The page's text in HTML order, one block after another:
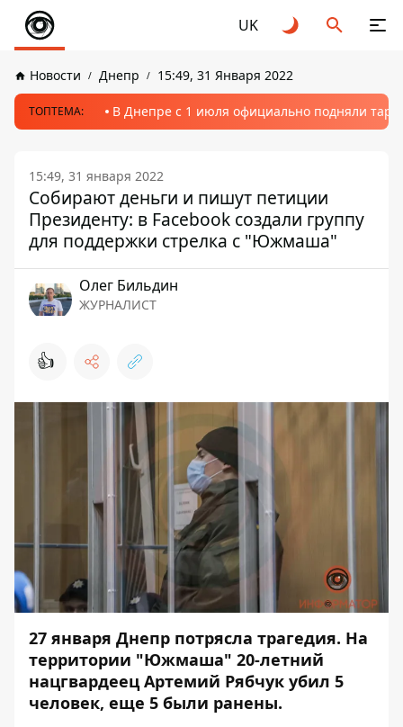
UK
Новости Днепр 15:49, 31 Января 2022
ТОПТЕМА: В Днепре с 1 июля официально подняли
15:49, 31 января 2022
Собирают деньги и пишут петиции
Президенту: в Facebook создали группу
для поддержки стрелка с "Южмаша"
Олег Бильдин
ЖУРНАЛИСТ
👍
27 января Днепр потрясла трагедия. На
территории "Южмаша" 20-летний
нацгвардеец Артемий Рябчук убил 5
человек, еще 5 были ранены.